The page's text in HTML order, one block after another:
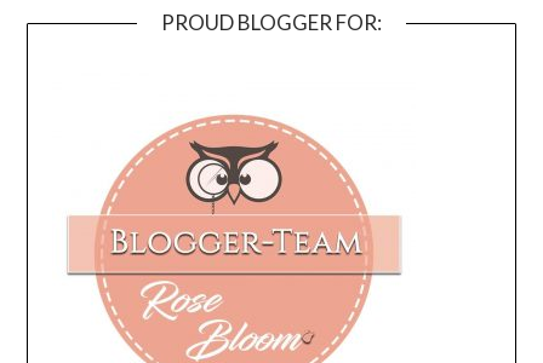
PROUD BLOGGER FOR: